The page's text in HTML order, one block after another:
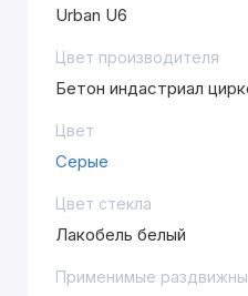
Urban U6
Цвет производителя
Бетон индастриал
Цвет
Серые
Цвет стекла
Лакобель белый
Применимые